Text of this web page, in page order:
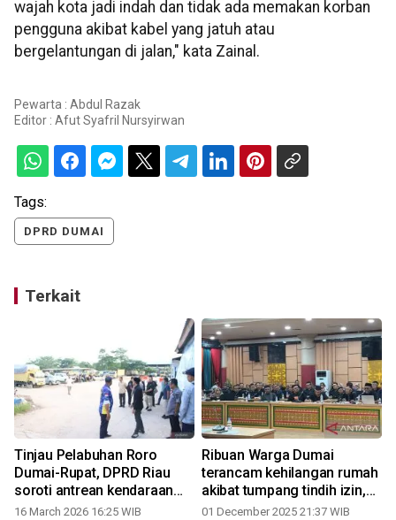
wajah kota jadi indah dan tidak ada memakan korban
pengguna akibat kabel yang jatuh atau
bergelantungan di jalan," kata Zainal.
Pewarta : Abdul Razak
Editor : Afut Syafril Nursyirwan
Tags:
DPRD DUMAI
Terkait
Tinjau Pelabuhan Roro
Dumai-Rupat, DPRD Riau
soroti antrean kendaraan
jelang mudik
16 March 2026 16:25 WIB
Ribuan Warga Dumai
terancam kehilangan rumah
akibat tumpang tindih izin,
mengadu ke DPRD Riau
01 December 2025 21:37 WIB